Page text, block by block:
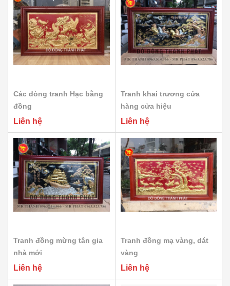
Các dòng tranh Hạc bằng
đồng
Liên hệ
Tranh khai trương cửa
hàng cửa hiệu
Liên hệ
Tranh đồng mừng tân gia
nhà mới
Liên hệ
Tranh đồng mạ vàng, dát
vàng
Liên hệ